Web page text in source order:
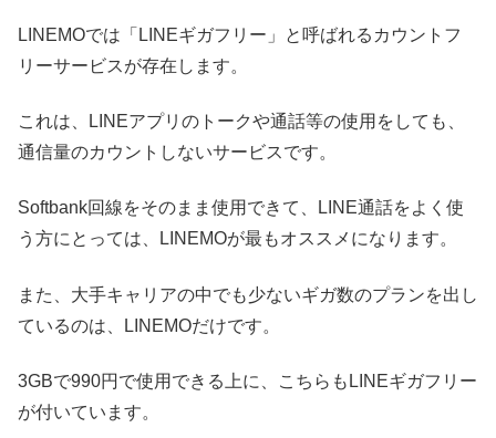
LINEMOでは「LINEギガフリー」と呼ばれるカウントフ
リーサービスが存在します。
これは、LINEアプリのトークや通話等の使用をしても、
通信量のカウントしないサービスです。
Softbank回線をそのまま使用できて、LINE通話をよく使
う方にとっては、LINEMOが最もオススメになります。
また、大手キャリアの中でも少ないギガ数のプランを出し
ているのは、LINEMOだけです。
3GBで990円で使用できる上に、こちらもLINEギガフリー
が付いています。